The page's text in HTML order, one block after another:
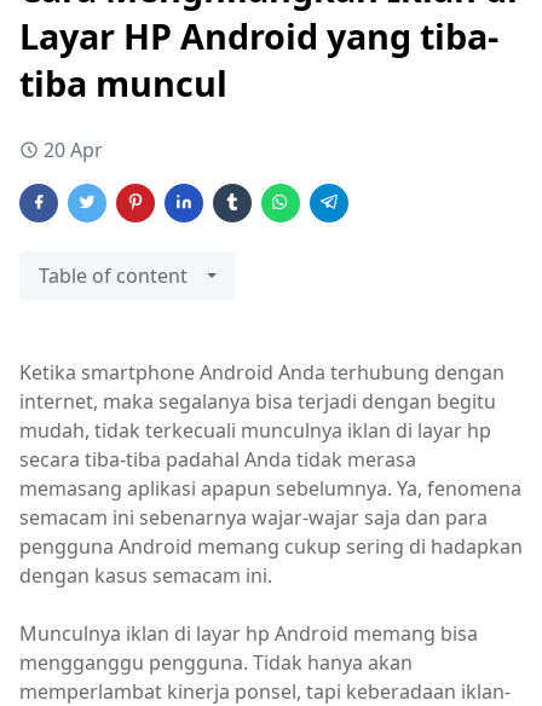
Layar HP Android yang tiba-
tiba muncul
20 Apr
Table of content
Ketika smartphone Android Anda terhubung dengan
internet, maka segalanya bisa terjadi dengan begitu
mudah, tidak terkecuali munculnya iklan di layar hp
secara tiba-tiba padahal Anda tidak merasa
memasang aplikasi apapun sebelumnya. Ya, fenomena
semacam ini sebenarnya wajar-wajar saja dan para
pengguna Android memang cukup sering di hadapkan
dengan kasus semacam ini.
Munculnya iklan di layar hp Android memang bisa
mengganggu pengguna. Tidak hanya akan
memperlambat kinerja ponsel, tapi keberadaan iklan-